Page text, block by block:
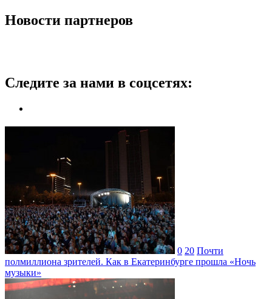
Новости партнеров
Следите за нами в соцсетях:
0 20 Почти
полмиллиона зрителей. Как в Екатеринбурге прошла «Ночь
музыки»